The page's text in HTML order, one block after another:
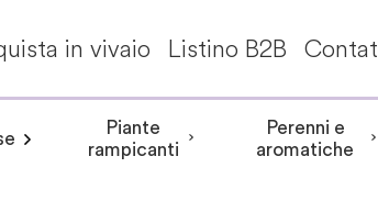
in vivaio Listino B2B
Piante da interni - Piante da
Arbusti a
Hydrangea involucrataHydrangea
giapponesi Alberi per climi miti
Peonia Erbacea Peonia Itoh
Rosa rampicante Rosa cespuglio
Piante
rampicanti
Akebia Aristolochia
Perenni e
aromatiche